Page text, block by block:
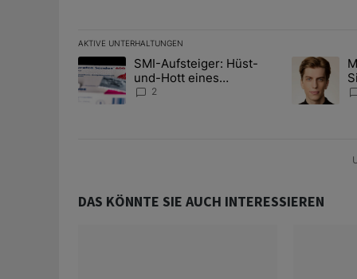
AKTIVE UNTERHALTUNGEN
Das Folgende ist eine Liste der am meisten
Ein Trendartikel mit dem Titel "SMI-Aufsteiger: Hüst-
SMI-Aufsteiger: Hüst-
und-Hott eines
Anlagestrategen
2
Ein
DAS KÖNNTE SIE AUCH INTERESSIEREN